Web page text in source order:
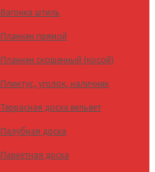
Вагонка штиль
Планкен прямой
Планкен скошенный (косой)
Плинтус, уголок, наличник
Террасная доска вельвет
Палубная доска
Паркетная доска